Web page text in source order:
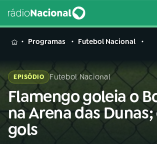
MENU
Buscar
na
Rádio
Nacional
Buscar
Programas Futebol Nacional
EPISÓDIO Futebol Nacional
Flamengo goleia o
na Arena das
gols